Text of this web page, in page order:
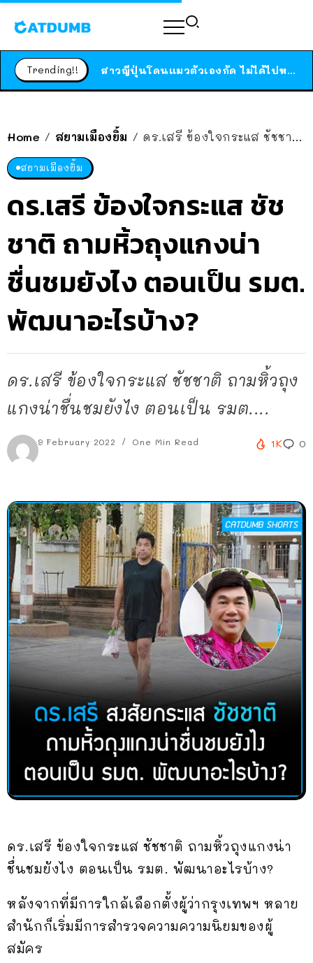
Trending!! สาวญี่ปุ่นโดนแมวตัวเองกัด ไม่ได้ไปหาหมอตั้งแต่เนิ่นๆ สุดท้ายขาบวม กลายเป็นโรคเนื้อเน่า เตือนทาสแมวทั้งหลายให้ระวัง
Home / สยามเมืองยิ้ม / ดร.เสรี ข้องใจกระแส ชัชชาติ ถามหิ้วถุงแกงน่าชื่นชมยังไง ตอนเป็น รมต. พัฒนาอะไรบ้าง?
สยามเมืองยิ้ม
ดร.เสรี ข้องใจกระแส ชัช
ชาติ ถามหิ้วถุงแกงน่า
ชื่นชมยังไง ตอนเป็น รมต.
พัฒนาอะไรบ้าง?
ดร.เสรี ข้องใจกระแส ชัชชาติ ถามหิ้วถุง
แกงน่าชื่นชมยังไง ตอนเป็น รมต....
9 February 2022 One Min Read 1K 0
ดร.เสรี ข้องใจกระแส ชัชชาติ ถามหิ้วถุงแกงน่า
ชื่นชมยังไง ตอนเป็น รมต. พัฒนาอะไรบ้าง?
หลังจากที่มีการใกล้เลือกตั้งผู้ว่ากรุงเทพฯ หลาย
สำนักก็เริ่มมีการสำรวจความความนิยมของผู้
สมัคร